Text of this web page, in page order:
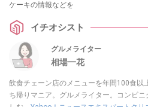
ケーキの情報などを
イチオシスト
グルメライター
相場一花
飲食チェーン店のメニューを年間100食以
ち帰りマニア。グルメライター。コンビ